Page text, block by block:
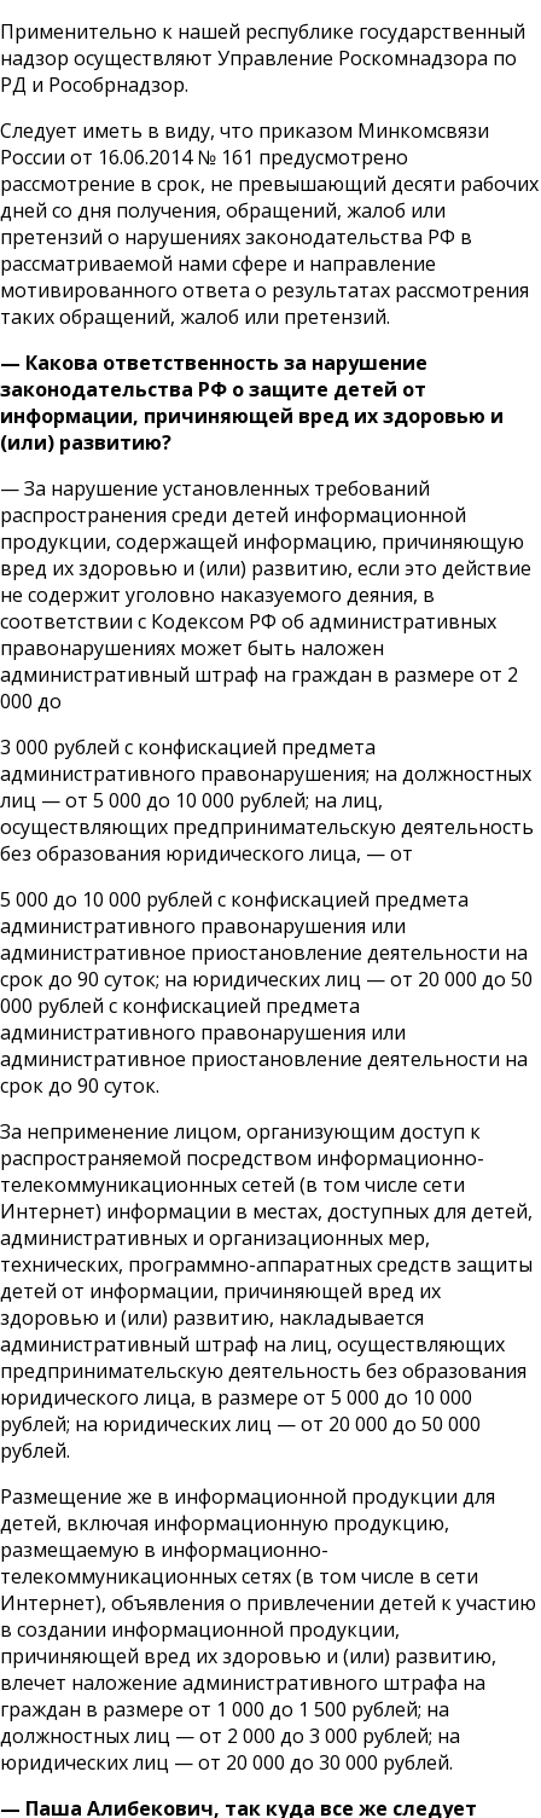
Применительно к нашей республике государственный
надзор осуществляют Управление Роскомнадзора по
РД и Рособрнадзор.
Следует иметь в виду, что приказом Минкомсвязи
России от 16.06.2014 № 161 предусмотрено
рассмотрение в срок, не превышающий десяти рабочих
дней со дня получения, обращений, жалоб или
претензий о нарушениях законодательства РФ в
рассматриваемой нами сфере и направление
мотивированного ответа о результатах рассмотрения
таких обращений, жалоб или претензий.
— Какова ответственность за нарушение
законодательства РФ о защите детей от
информации, причиняющей вред их здоровью и
(или) развитию?
— За нарушение установленных требований
распространения среди детей информационной
продукции, содержащей информацию, причиняющую
вред их здоровью и (или) развитию, если это действие
не содержит уголовно наказуемого деяния, в
соответствии с Кодексом РФ об административных
правонарушениях может быть наложен
административный штраф на граждан в размере от 2
000 до
3 000 рублей с конфискацией предмета
административного правонарушения; на должностных
лиц — от 5 000 до 10 000 рублей; на лиц,
осуществляющих предпринимательскую деятельность
без образования юридического лица, — от
5 000 до 10 000 рублей с конфискацией предмета
административного правонарушения или
административное приостановление деятельности на
срок до 90 суток; на юридических лиц — от 20 000 до 50
000 рублей с конфискацией предмета
административного правонарушения или
административное приостановление деятельности на
срок до 90 суток.
За неприменение лицом, организующим доступ к
распространяемой посредством информационно-
телекоммуникационных сетей (в том числе сети
Интернет) информации в местах, доступных для детей,
административных и организационных мер,
технических, программно-аппаратных средств защиты
детей от информации, причиняющей вред их
здоровью и (или) развитию, накладывается
административный штраф на лиц, осуществляющих
предпринимательскую деятельность без образования
юридического лица, в размере от 5 000 до 10 000
рублей; на юридических лиц — от 20 000 до 50 000
рублей.
Размещение же в информационной продукции для
детей, включая информационную продукцию,
размещаемую в информационно-
телекоммуникационных сетях (в том числе в сети
Интернет), объявления о привлечении детей к участию
в создании информационной продукции,
причиняющей вред их здоровью и (или) развитию,
влечет наложение административного штрафа на
граждан в размере от 1 000 до 1 500 рублей; на
должностных лиц — от 2 000 до 3 000 рублей; на
юридических лиц — от 20 000 до 30 000 рублей.
— Паша Алибекович, так куда все же следует